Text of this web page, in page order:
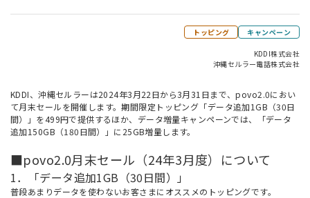
トッピング キャンペーン
KDDI株式会社
沖縄セルラー電話株式会社
KDDI、沖縄セルラーは2024年3月22日から3月31日まで、povo2.0におい
て月末セールを開催します。期間限定トッピング「データ追加1GB（30日
間）」を499円で提供するほか、データ増量キャンペーンでは、「データ
追加150GB（180日間）」に25GB増量します。
■povo2.0月末セール（24年3月度）について
1．「データ追加1GB（30日間）」
普段あまりデータを使わないお客さまにオススメのトッピングです。